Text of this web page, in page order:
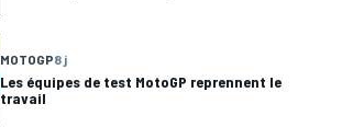
MOTOGP8 j
Les équipes de test MotoGP reprennent le
travail